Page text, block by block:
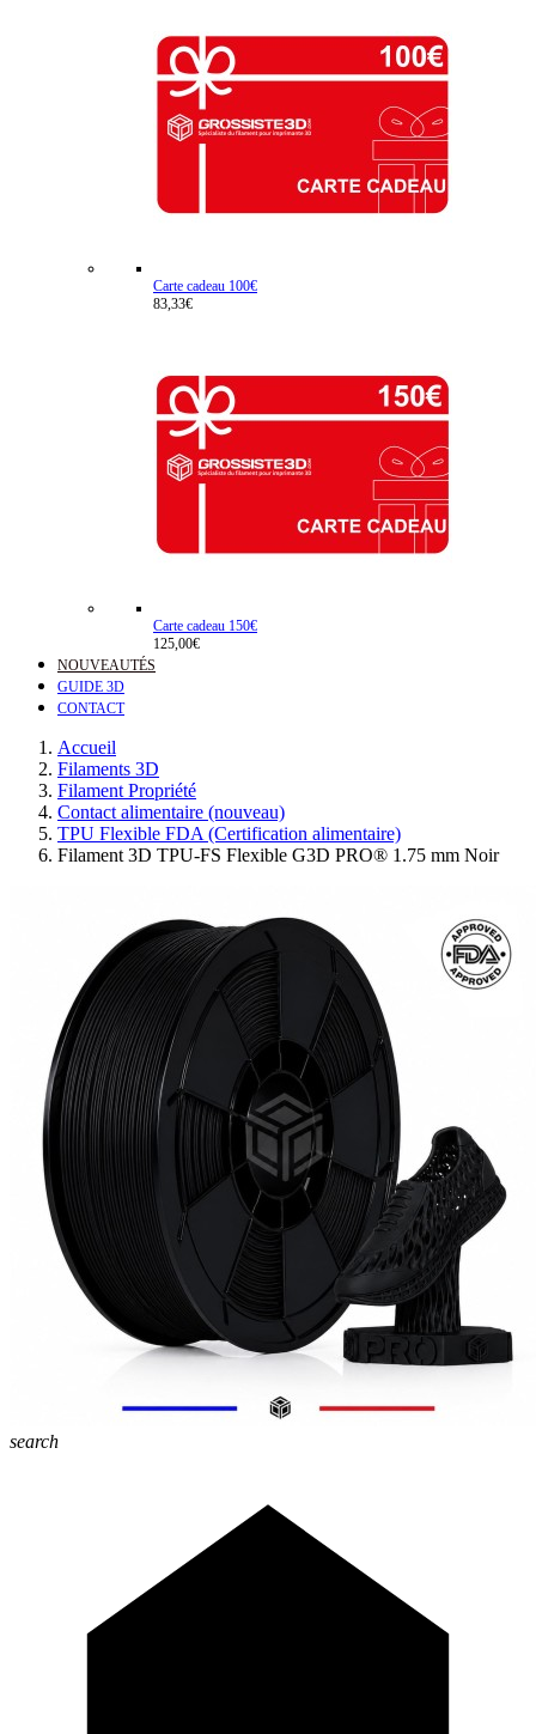
Carte cadeau 100€
83,33€
Carte cadeau 150€
125,00€
NOUVEAUTÉS
GUIDE 3D
CONTACT
Accueil
Filaments 3D
Filament Propriété
Contact alimentaire (nouveau)
TPU Flexible FDA (Certification alimentaire)
Filament 3D TPU-FS Flexible G3D PRO® 1.75 mm Noir
search